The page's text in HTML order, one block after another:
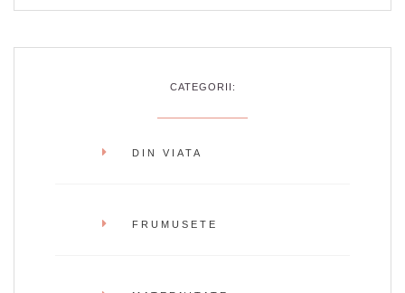
CATEGORII:
DIN VIATA
FRUMUSETE